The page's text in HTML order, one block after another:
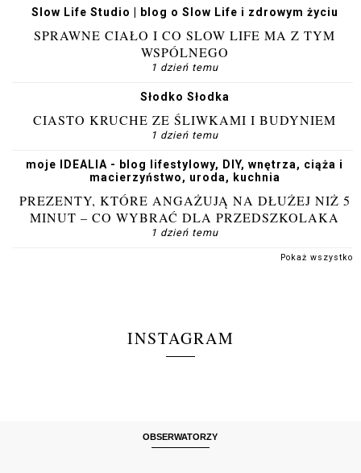
Slow Life Studio | blog o Slow Life i zdrowym życiu
SPRAWNE CIAŁO I CO SLOW LIFE MA Z TYM
WSPÓLNEGO
1 dzień temu
Słodko Słodka
CIASTO KRUCHE ZE ŚLIWKAMI I BUDYNIEM
1 dzień temu
moje IDEALIA - blog lifestylowy, DIY, wnętrza, ciąża i
macierzyństwo, uroda, kuchnia
PREZENTY, KTÓRE ANGAŻUJĄ NA DŁUŻEJ NIŻ 5
MINUT – CO WYBRAĆ DLA PRZEDSZKOLAKA
1 dzień temu
Pokaż wszystko
INSTAGRAM
OBSERWATORZY